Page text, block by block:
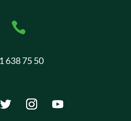

638 75 50